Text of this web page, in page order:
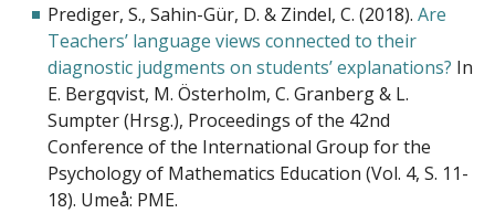
Prediger, S., Sahin-Gür, D. & Zindel, C. (2018).Are
Teachers’ language views connected to their
diagnostic judgments on students’ explanations? In
E. Bergqvist, M. Österholm, C. Granberg & L.
Sumpter (Hrsg.), Proceedings of the 42nd
Conference of the International Group for the
Psychology of Mathematics Education (Vol. 4, S. 11-
18). Umeå: PME.